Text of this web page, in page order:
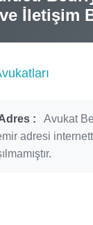
İletişim
:
Avukat
adresi